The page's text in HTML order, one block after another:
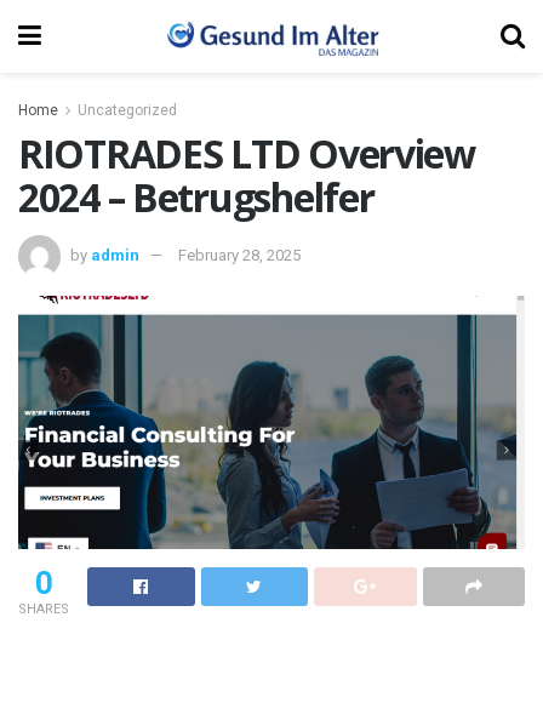
Home Uncategorized
RIOTRADES LTD Overview
2024 – Betrugshelfer
by admin February 28, 2025
0
SHARES